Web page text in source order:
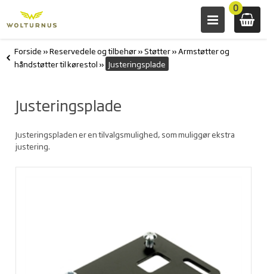
0
Forside »Reservedele og tilbehør»Støtter»Armstøtter og
håndstøtter til kørestol » Justeringsplade
Justeringsplade
Justeringspladen er en tilvalgsmulighed, som muliggør ekstra
justering.